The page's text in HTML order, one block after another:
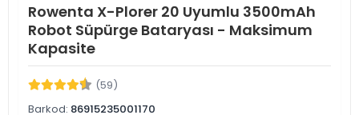
Rowenta X-Plorer 20 Uyumlu 3500mAh
Robot Süpürge Bataryası - Maksimum
Kapasite
(59)
Barkod: 86915235001170